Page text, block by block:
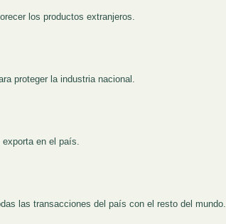
los productos extranjeros.
proteger la industria nacional.
en el país.
las transacciones del país con el resto del mundo.